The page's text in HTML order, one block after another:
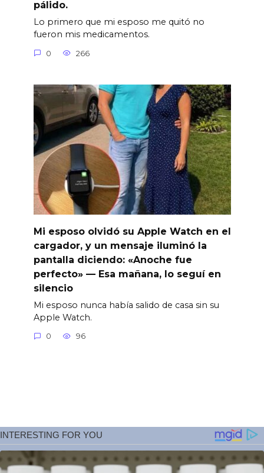
pálido.
Lo primero que mi esposo me quitó no
fueron mis medicamentos.
0 266
Mi esposo olvidó su Apple Watch en el
cargador, y un mensaje iluminó la
pantalla diciendo: «Anoche fue
perfecto» — Esa mañana, lo seguí en
silencio
Mi esposo nunca había salido de casa sin su
Apple Watch.
0 96